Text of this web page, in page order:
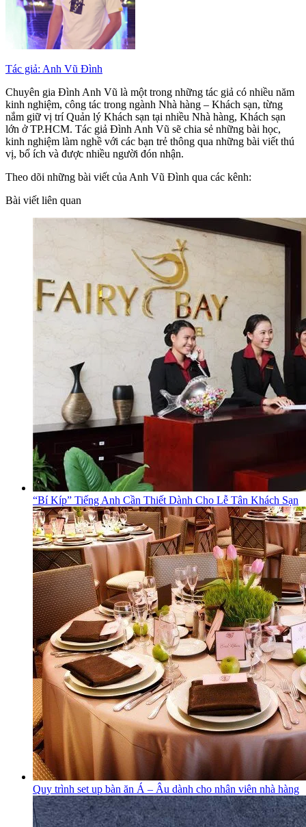
Tác giả: Anh Vũ Đình
Chuyên gia Đình Anh Vũ là một trong những tác giả có nhiều năm
kinh nghiệm, công tác trong ngành Nhà hàng – Khách sạn, từng
nắm giữ vị trí Quản lý Khách sạn tại nhiều Nhà hàng, Khách sạn
lớn ở TP.HCM. Tác giả Đình Anh Vũ sẽ chia sẻ những bài học,
kinh nghiệm làm nghề với các bạn trẻ thông qua những bài viết thú
vị, bổ ích và được nhiều người đón nhận.
Theo dõi những bài viết của Anh Vũ Đình qua các kênh:
Bài viết liên quan
“Bí Kíp” Tiếng Anh Cần Thiết Dành Cho Lễ Tân Khách Sạn
Quy trình set up bàn ăn Á – Âu dành cho nhân viên nhà hàng